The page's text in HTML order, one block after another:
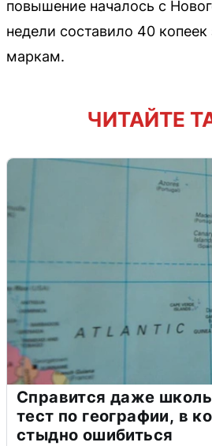
повышение началось с
недели составило 40
маркам.
ЧИТАЙТЕ
Справится даже
тест по географии, в
стыдно ошибиться